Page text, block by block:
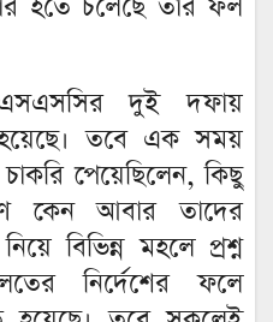
হতে চলেছে তার ফল
এসএসসির দুই দফায়
হয়েছে। তবে এক সময়
পেয়েছিলেন, কিছু
কেন আবার তাদের
বিভিন্ন মহলে প্রশ্ন
নির্দেশের ফলে